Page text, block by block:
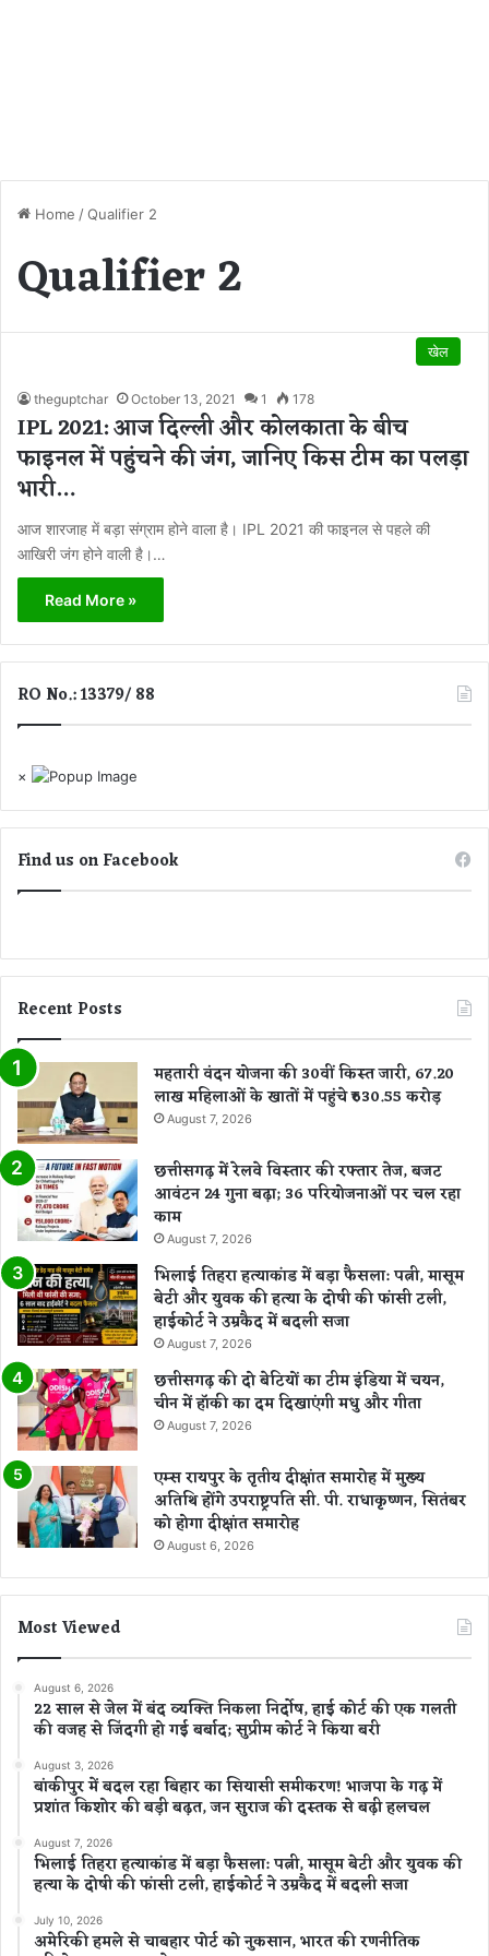
Home /Qualifier 2
Qualifier 2
खेल
theguptchar October 13, 2021 1 178
IPL 2021: आज दिल्ली और कोलकाता के बीच
फाइनल में पहुंचने की जंग, जानिए किस टीम का पलड़ा
भारी…
आज शारजाह में बड़ा संग्राम होने वाला है। IPL 2021 की फाइनल से पहले की
आखिरी जंग होने वाली है।…
Read More »
RO No.: 13379/ 88
×
Find us on Facebook
Recent Posts
महतारी वंदन योजना की 30वीं किस्त जारी, 67.20
लाख महिलाओं के खातों में पहुंचे ₹630.55 करोड़
August 7, 2026
छत्तीसगढ़ में रेलवे विस्तार की रफ्तार तेज, बजट
आवंटन 24 गुना बढ़ा; 36 परियोजनाओं पर चल रहा
काम
August 7, 2026
भिलाई तिहरा हत्याकांड में बड़ा फैसला: पत्नी, मासूम
बेटी और युवक की हत्या के दोषी की फांसी टली,
हाईकोर्ट ने उम्रकैद में बदली सजा
August 7, 2026
छत्तीसगढ़ की दो बेटियों का टीम इंडिया में चयन,
चीन में हॉकी का दम दिखाएंगी मधु और गीता
August 7, 2026
एम्स रायपुर के तृतीय दीक्षांत समारोह में मुख्य
अतिथि होंगे उपराष्ट्रपति सी. पी. राधाकृष्णन, सितंबर
को होगा दीक्षांत समारोह
August 6, 2026
Most Viewed
August 6, 2026
22 साल से जेल में बंद व्यक्ति निकला निर्दोष, हाई कोर्ट की एक गलती
की वजह से जिंदगी हो गई बर्बाद; सुप्रीम कोर्ट ने किया बरी
August 3, 2026
बांकीपुर में बदल रहा बिहार का सियासी समीकरण! भाजपा के गढ़ में
प्रशांत किशोर की बड़ी बढ़त, जन सुराज की दस्तक से बढ़ी हलचल
August 7, 2026
भिलाई तिहरा हत्याकांड में बड़ा फैसला: पत्नी, मासूम बेटी और युवक की
हत्या के दोषी की फांसी टली, हाईकोर्ट ने उम्रकैद में बदली सजा
July 10, 2026
अमेरिकी हमले से चाबहार पोर्ट को नुकसान, भारत की रणनीतिक